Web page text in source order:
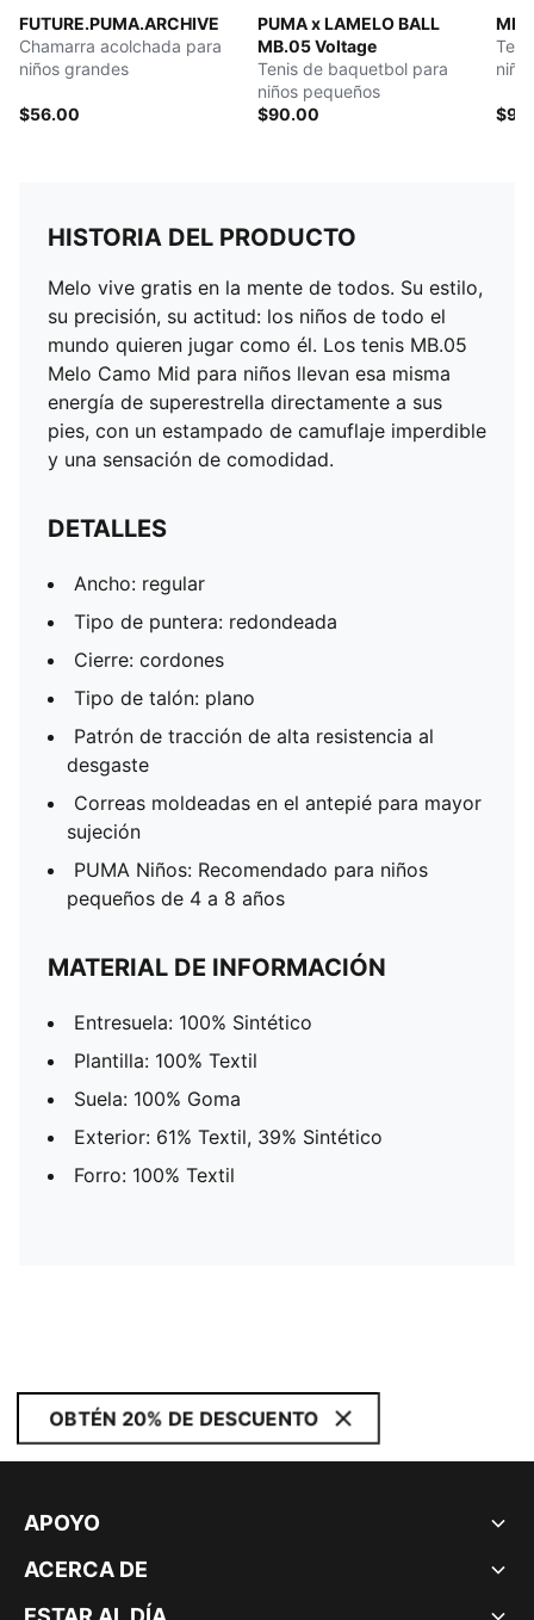
FUTURE.PUMA.ARCHIVE
Chamarra acolchada para
niños grandes
$56.00
PUMA x LAMELO BALL
MB.05 Voltage
Tenis de baquetbol para
niños pequeños
$90.00
HISTORIA DEL PRODUCTO
Melo vive gratis en la mente de todos. Su estilo,
su precisión, su actitud: los niños de todo el
mundo quieren jugar como él. Los tenis MB.05
Melo Camo Mid para niños llevan esa misma
energía de superestrella directamente a sus
pies, con un estampado de camuflaje imperdible
y una sensación de comodidad.
DETALLES
Ancho: regular
Tipo de puntera: redondeada
Cierre: cordones
Tipo de talón: plano
Patrón de tracción de alta resistencia al
desgaste
Correas moldeadas en el antepié para mayor
sujeción
PUMA Niños: Recomendado para niños
pequeños de 4 a 8 años
MATERIAL DE INFORMACIÓN
Entresuela: 100% Sintético
Plantilla: 100% Textil
Suela: 100% Goma
Exterior: 61% Textil, 39% Sintético
Forro: 100% Textil
OBTÉN 20% DE DESCUENTO
APOYO
ACERCA DE